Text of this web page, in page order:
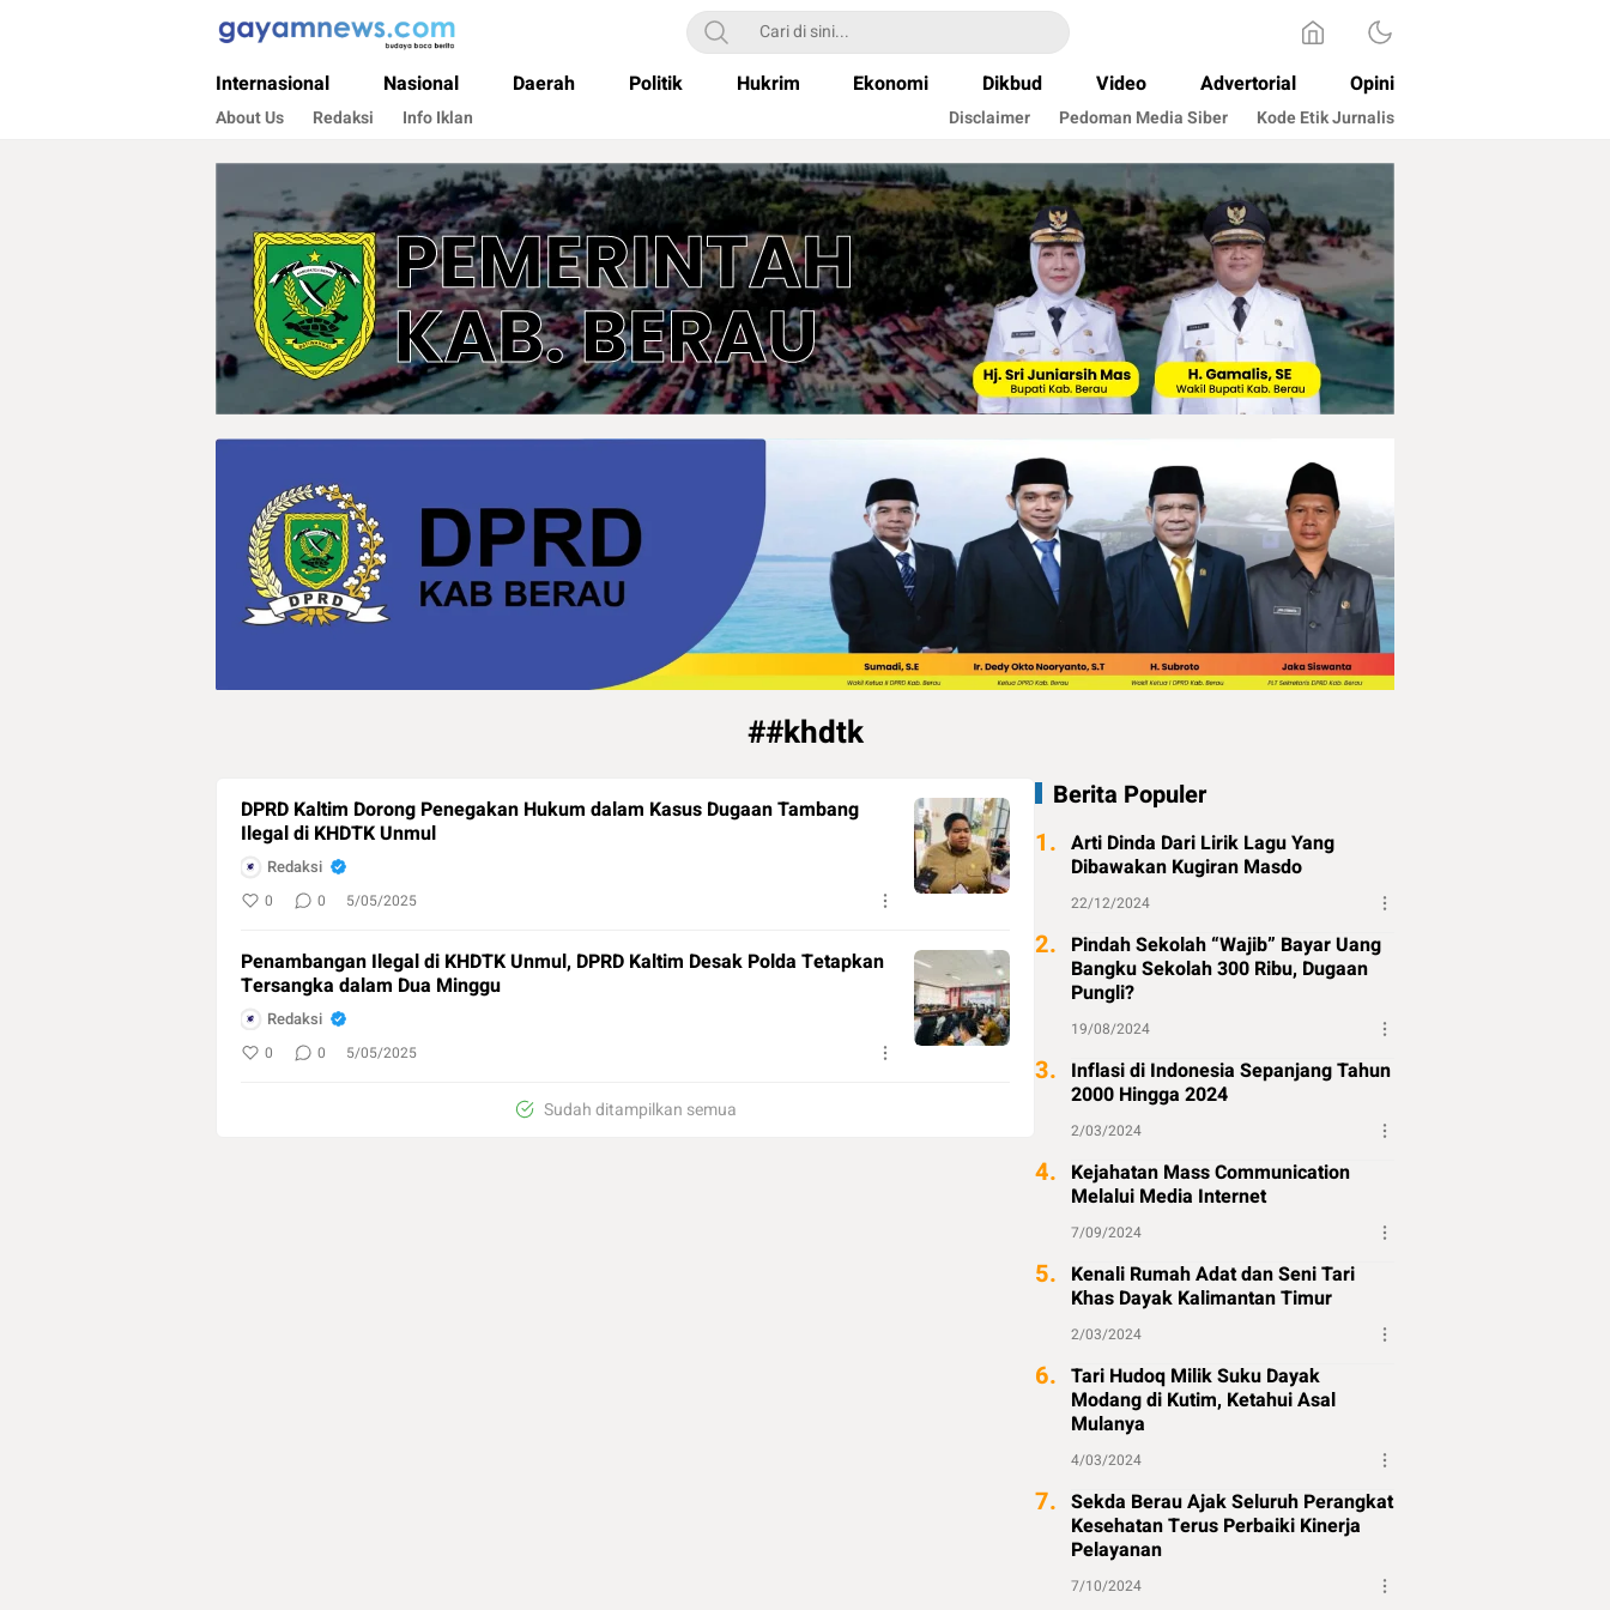
Gayamnews.com
Budaya Baca Berita
Internasional Nasional Daerah Politik Hukrim Ekonomi Dikbud Video Advertorial Opini
About Us Redaksi Info Iklan Disclaimer Pedoman Media Siber Kode Etik Jurnalis
##khdtk
DPRD Kaltim Dorong Penegakan Hukum dalam Kasus Dugaan Tambang
Ilegal di KHDTK Unmul
Redaksi
0 0 5/05/2025
Penambangan Ilegal di KHDTK Unmul, DPRD Kaltim Desak Polda Tetapkan
Tersangka dalam Dua Minggu
Redaksi
0 0 5/05/2025
Sudah ditampilkan semua
Berita Populer
1. Arti Dinda Dari Lirik Lagu Yang
Dibawakan Kugiran Masdo
22/12/2024
2. Pindah Sekolah “Wajib” Bayar Uang
Bangku Sekolah 300 Ribu, Dugaan
Pungli?
19/08/2024
3. Inflasi di Indonesia Sepanjang Tahun
2000 Hingga 2024
2/03/2024
4. Kejahatan Mass Communication
Melalui Media Internet
7/09/2024
5. Kenali Rumah Adat dan Seni Tari
Khas Dayak Kalimantan Timur
2/03/2024
6. Tari Hudoq Milik Suku Dayak
Modang di Kutim, Ketahui Asal
Mulanya
4/03/2024
7. Sekda Berau Ajak Seluruh Perangkat
Kesehatan Terus Perbaiki Kinerja
Pelayanan
7/10/2024